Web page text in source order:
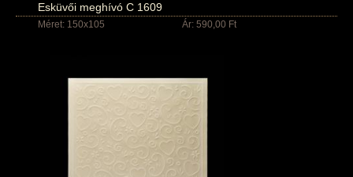
Esküvői meghívó C 1609
Méret: 150x105 Ár: 590,00 Ft